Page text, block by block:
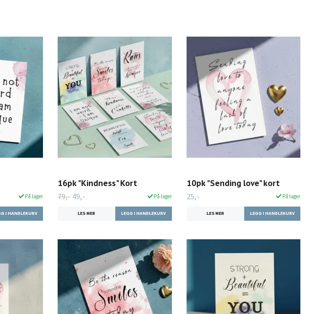
På lager
16pk "Kindness" Kort
79,- 49,- På lager
LES MER
10pk "Sending love" kort
25,- På lager
LES MER